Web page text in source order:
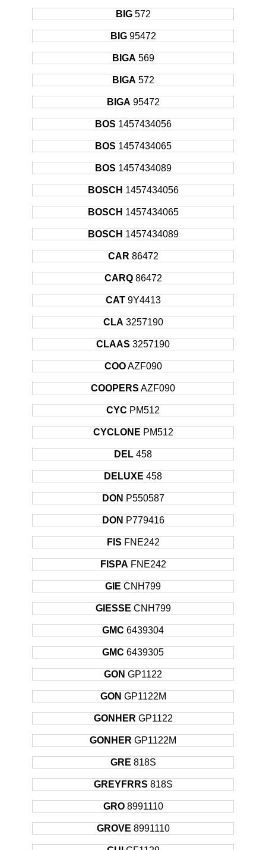
BIG 572
BIG 95472
BIGA 569
BIGA 572
BIGA 95472
BOS 1457434056
BOS 1457434065
BOS 1457434089
BOSCH 1457434056
BOSCH 1457434065
BOSCH 1457434089
CAR 86472
CARQ 86472
CAT 9Y4413
CLA 3257190
CLAAS 3257190
COO AZF090
COOPERS AZF090
CYC PM512
CYCLONE PM512
DEL 458
DELUXE 458
DON P550587
DON P779416
FIS FNE242
FISPA FNE242
GIE CNH799
GIESSE CNH799
GMC 6439304
GMC 6439305
GON GP1122
GON GP1122M
GONHER GP1122
GONHER GP1122M
GRE 818S
GREYFRRS 818S
GRO 8991110
GROVE 8991110